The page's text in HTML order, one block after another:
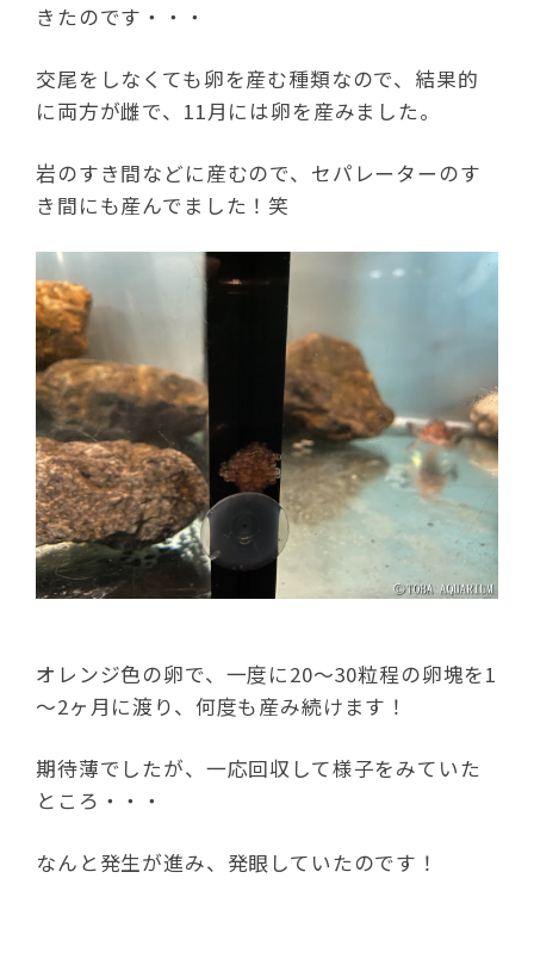
きたのです・・・
交尾をしなくても卵を産む種類なので、結果的
に両方が雌で、11月には卵を産みました。
岩のすき間などに産むので、セパレーターのす
き間にも産んでました！笑
オレンジ色の卵で、一度に20～30粒程の卵塊を1
～2ヶ月に渡り、何度も産み続けます！
期待薄でしたが、一応回収して様子をみていた
ところ・・・
なんと発生が進み、発眼していたのです！